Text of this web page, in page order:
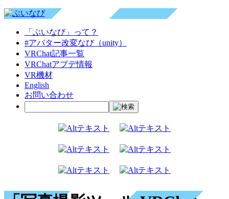
「ぶいなび」って？
#アバター改変なび（unity）
VRChat記事一覧
VRChatアプデ情報
VR機材
English
お問い合わせ